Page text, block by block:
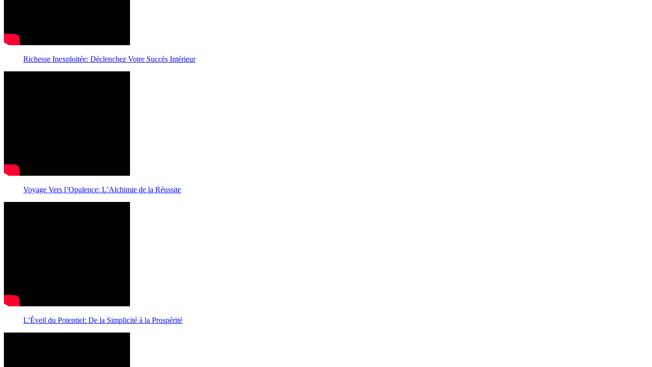
Richesse Inexploitée: Déclenchez Votre Succès Intérieur
Voyage Vers l’Opulence: L’Alchimie de la Réussite
L’Éveil du Potentiel: De la Simplicité à la Prospérité